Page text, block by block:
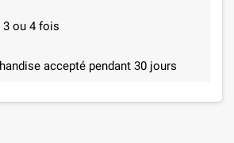
3 ou 4 fois
accepté pendant 30 jours